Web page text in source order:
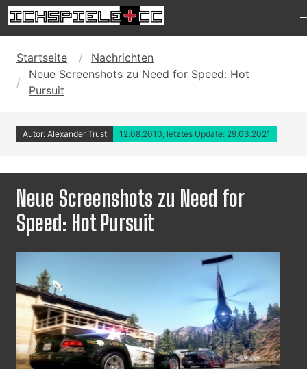
Startseite
Nachrichten
Neue Screenshots zu Need for Speed: Hot
Pursuit
Autor: Alexander Trust 12.08.2010, letztes Update: 29.03.2021
Neue Screenshots zu Need for
Speed: Hot Pursuit